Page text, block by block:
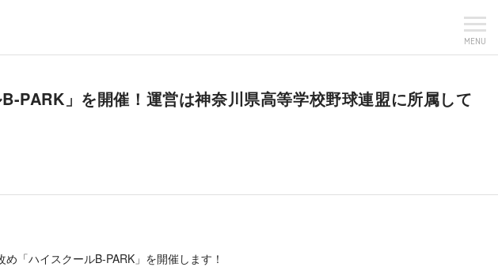
MENU
PARK」を開催！運営は神奈川県高等学校野球連盟に所属して
「ハイスクールB-PARK」を開催します！